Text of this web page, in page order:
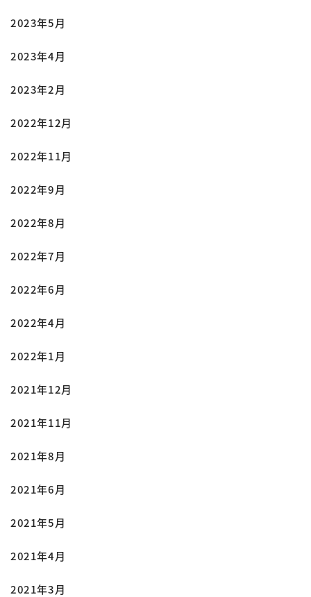
2023年5月
2023年4月
2023年2月
2022年12月
2022年11月
2022年9月
2022年8月
2022年7月
2022年6月
2022年4月
2022年1月
2021年12月
2021年11月
2021年8月
2021年6月
2021年5月
2021年4月
2021年3月